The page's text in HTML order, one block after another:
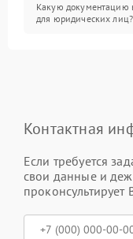
Какую документацию
для юридических лиц?
Контактная
Если требуется
свои данные и
проконсультирует